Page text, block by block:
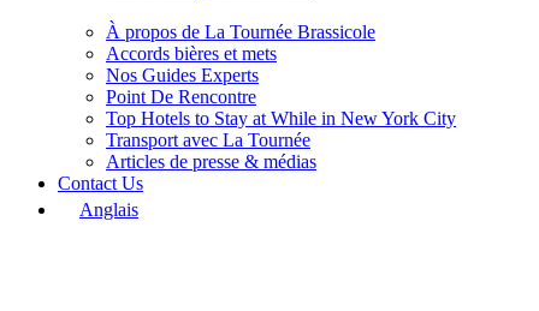
À propos de La Tournée Brassicole
Accords bières et mets
Nos Guides Experts
Point De Rencontre
Top Hotels to Stay at While in New York City
Transport avec La Tournée
Articles de presse & médias
Contact Us
Anglais